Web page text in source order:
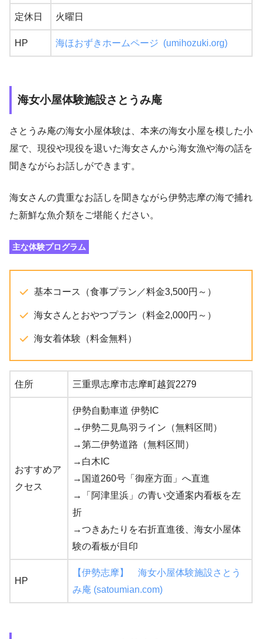
定休日 火曜日
HP 海ほおずきホームページ (umihozuki.org)
海女小屋体験施設さとうみ庵
さとうみ庵の海女小屋体験は、本来の海女小屋を模した小
屋で、現役や現役を退いた海女さんから海女漁や海の話を
聞きながらお話しができます。
海女さんの貴重なお話しを聞きながら伊勢志摩の海で捕れ
た新鮮な魚介類をご堪能ください。
主な体験プログラム
基本コース（食事プラン／料金3,500円～）
海女さんとおやつプラン（料金2,000円～）
海女着体験（料金無料）
住所 三重県志摩市志摩町越賀2279
おすすめア
クセス
伊勢自動車道 伊勢IC
→伊勢二見鳥羽ライン（無料区間）
→第二伊勢道路（無料区間）
→白木IC
→国道260号「御座方面」へ直進
→「阿津里浜」の青い交通案内看板を左
折
→つきあたりを右折直進後、海女小屋体
験の看板が目印
HP
【伊勢志摩】 海女小屋体験施設さとう
み庵 (satoumian.com)